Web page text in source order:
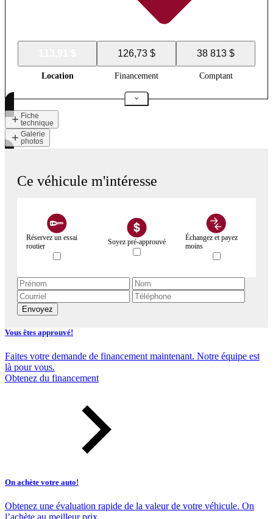
126,73 $ 38 813 $
Location Financement Comptant
Fiche
technique
Galerie
photos
Ce véhicule m'intéresse
Réservez un essai
routier
Soyez pré-approuvé
Échangez et payez
moins
Envoyez
Vous êtes approuvé!
Faites votre demande de financement maintenant. Notre équipe est
là pour vous.
Obtenez du financement
On achète votre auto!
Obtenez une évaluation rapide de la valeur de votre véhicule. On